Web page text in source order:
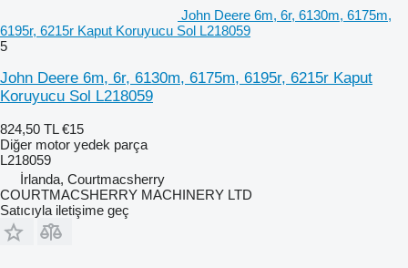
John Deere 6m, 6r, 6130m, 6175m,
6195r, 6215r Kaput Koruyucu Sol L218059
5
John Deere 6m, 6r, 6130m, 6175m, 6195r, 6215r Kaput
Koruyucu Sol L218059
824,50 TL €15
Diğer motor yedek parça
L218059
İrlanda, Courtmacsherry
COURTMACSHERRY MACHINERY LTD
Satıcıyla iletişime geç